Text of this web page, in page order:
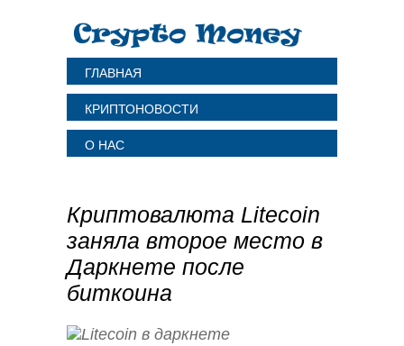
ГЛАВНАЯ
КРИПТОНОВОСТИ
О НАС
Криптовалюта Litecoin
заняла второе место в
Даркнете после
биткоина